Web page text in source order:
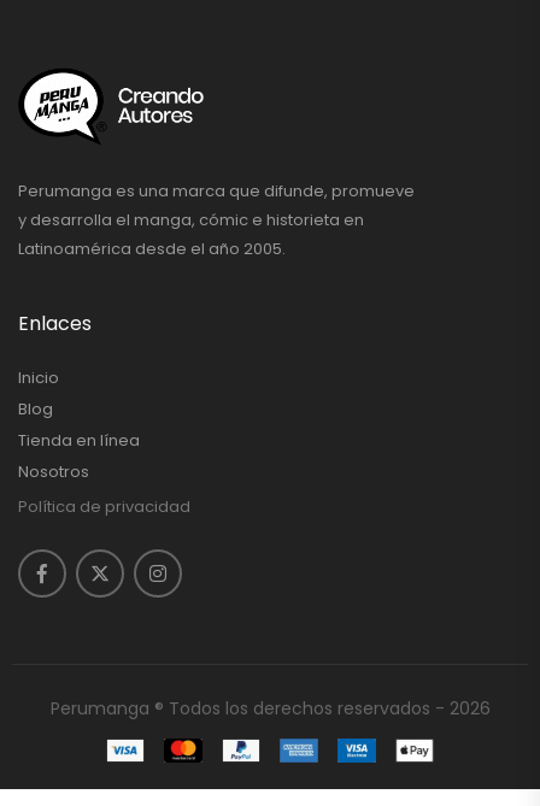
Perumanga es una marca que difunde, promueve
y desarrolla el manga, cómic e historieta en
Latinoamérica desde el año 2005.
Enlaces
Inicio
Blog
Tienda en línea
Nosotros
Política de privacidad
Perumanga ® Todos los derechos reservados - 2026